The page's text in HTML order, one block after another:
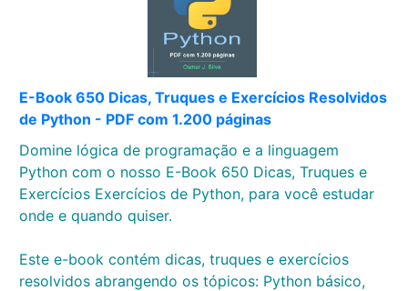
E-Book 650 Dicas, Truques e Exercícios Resolvidos
de Python - PDF com 1.200 páginas
Domine lógica de programação e a linguagem
Python com o nosso E-Book 650 Dicas, Truques e
Exercícios Exercícios de Python, para você estudar
onde e quando quiser.
Este e-book contém dicas, truques e exercícios
resolvidos abrangendo os tópicos: Python básico,